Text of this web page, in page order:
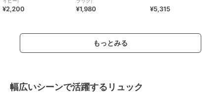
¥2,200 ¥1,980 ¥5,315
もっとみる
幅広いシーンで活躍するリュック